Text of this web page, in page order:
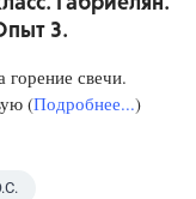
3.
свечи.
(Подробнее...)